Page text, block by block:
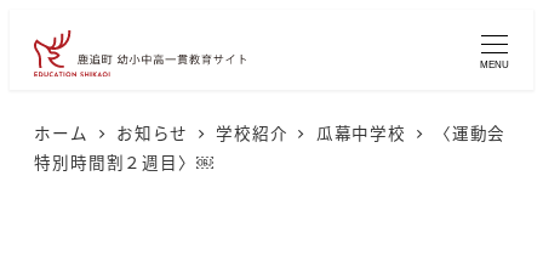
MENU
ホーム お知らせ 学校紹介 瓜幕中学校
〈運動会
特別時間割２週目〉￼